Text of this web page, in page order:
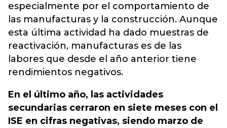
especialmente por el comportamiento de
las manufacturas y la construcción. Aunque
esta última actividad ha dado muestras de
reactivación, manufacturas es de las
labores que desde el año anterior tiene
rendimientos negativos.
En el último año, las actividades
secundarias cerraron en siete meses con el
ISE en cifras negativas, siendo marzo de